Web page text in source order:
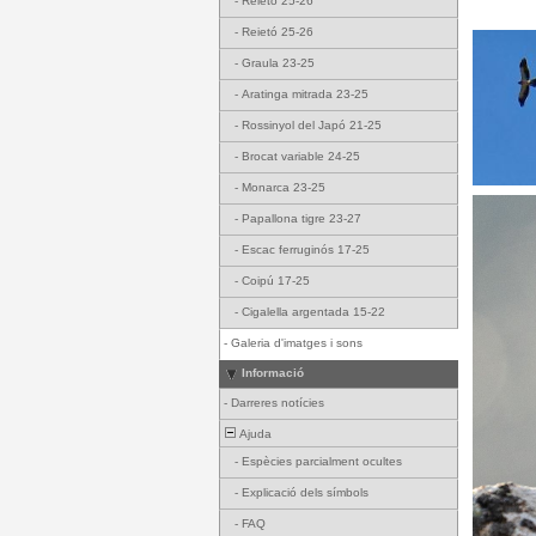
- Reietó 25-26
- Graula 23-25
- Aratinga mitrada 23-25
- Rossinyol del Japó 21-25
- Brocat variable 24-25
- Monarca 23-25
- Papallona tigre 23-27
- Escac ferruginós 17-25
- Coipú 17-25
- Cigalella argentada 15-22
- Galeria d'imatges i sons
Informació
- Darreres notícies
Ajuda
- Espècies parcialment ocultes
- Explicació dels símbols
- FAQ